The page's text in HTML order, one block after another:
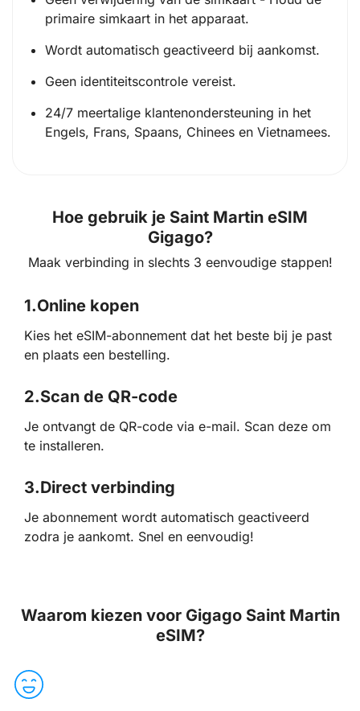
primaire simkaart in het apparaat.
Wordt automatisch geactiveerd bij aankomst.
Geen identiteitscontrole vereist.
24/7 meertalige klantenondersteuning in het
Engels, Frans, Spaans, Chinees en Vietnamees.
Hoe gebruik je Saint Martin eSIM
Gigago?
Maak verbinding in slechts 3 eenvoudige stappen!
1.Online kopen
Kies het eSIM-abonnement dat het beste bij je past
en plaats een bestelling.
2.Scan de QR-code
Je ontvangt de QR-code via e-mail. Scan deze om
te installeren.
3.Direct verbinding
Je abonnement wordt automatisch geactiveerd
zodra je aankomt. Snel en eenvoudig!
Waarom kiezen voor Gigago Saint Martin
eSIM?